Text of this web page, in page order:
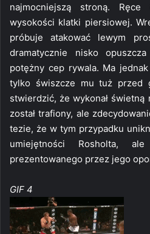
najmocniejszą stroną.
wysokości klatki piersiowej.
próbuje atakować lewym
dramatycznie nisko
potężny cep rywala. Ma
tylko świszcze mu tuż przed
stwierdzić, że wykonał
został trafiony, ale
tezie, że w tym przypadku
umiejętności Rosholta,
prezentowanego przez jego
GIF 4